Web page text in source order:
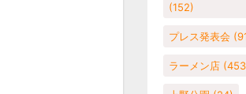
(152)
プレス発表会
ラーメン店